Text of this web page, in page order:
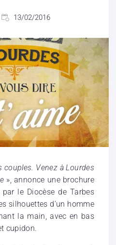
13/02/2016
couples. Venez à Lourdes
», annonce une brochure
le Diocèse de Tarbes
silhouettes d’un homme
la main, avec en bas
cupidon.